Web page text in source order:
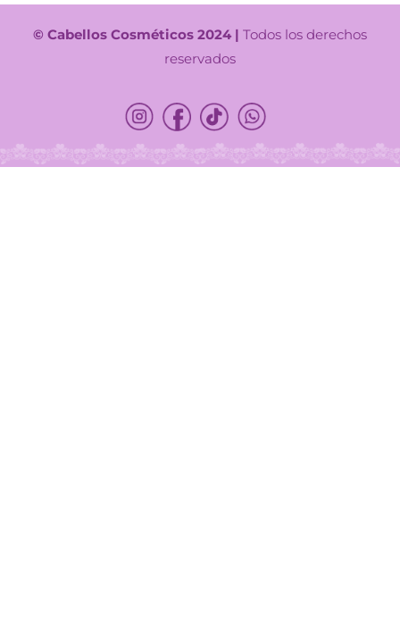
© Cabellos Cosméticos 2024 | Todos los derechos
reservados